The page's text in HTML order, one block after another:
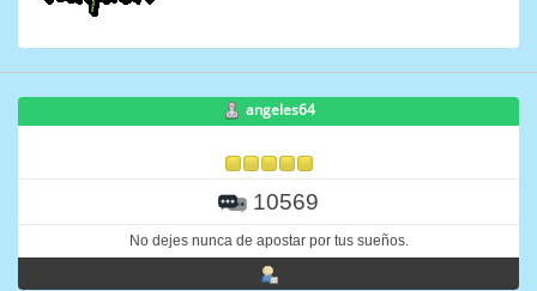
angeles64
10569
No dejes nunca de apostar por tus sueños.